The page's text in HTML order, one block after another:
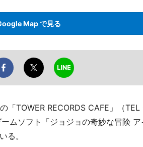
Map で見る
「TOWER RECORDS CAFE」（
ムソフト「ジョジョの奇妙な冒険 ア
る。